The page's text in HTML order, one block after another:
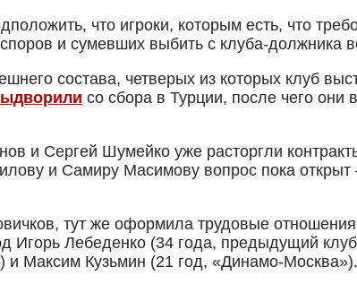
что игроки, которым есть, что
и сумевших выбить с клуба-должника
состава, четверых из которых клуб
со сбора в Турции, после чего они
и Сергей Шумейко уже расторгли
и Самиру Масимову вопрос пока открыт
тут же оформила трудовые
Игорь Лебеденко (34 года, предыдущий
Максим Кузьмин (21 год, «Динамо-